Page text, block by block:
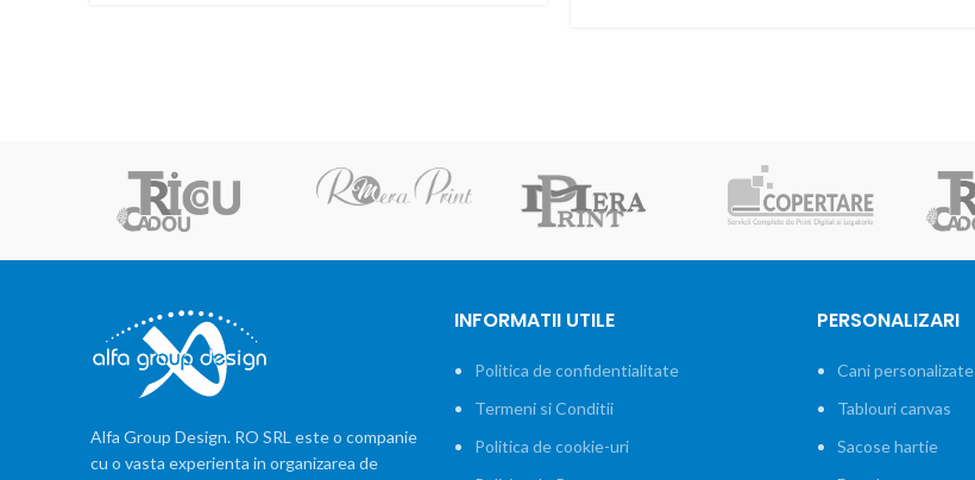
Alfa Group Design. RO SRL este o companie
cu o vasta experienta in organizarea de
INFORMATII UTILE
Politica de confidentialitate
Termeni si Conditii
Politica de cookie-uri
PERSONALIZARI
Cani personalizate
Tablouri canvas
Sacose hartie